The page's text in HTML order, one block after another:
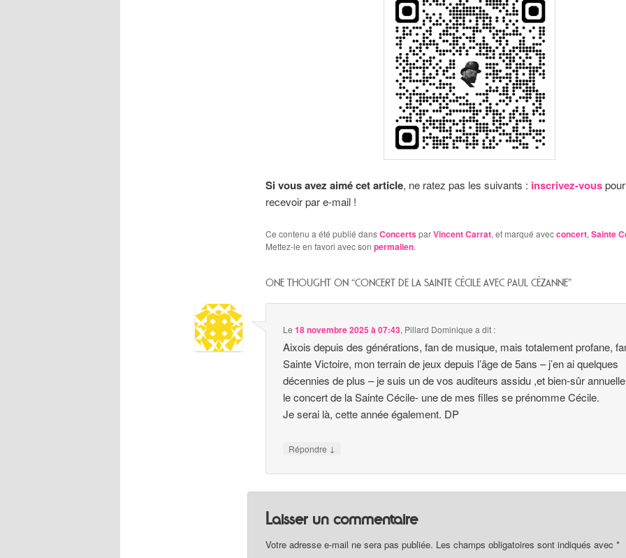
Si vous avez aimé cet article, ne ratez pas les suivants : inscrivez-vous
recevoir par e-mail !
Ce contenu a été publié dansConcertsparVincent Carrat, et marqué avecconcert, Sainte
Mettez-le en favori avec son permalien.
ONE THOUGHT ON “CONCERT DE LA SAINTE CÉCILE AVEC PAUL CÉZANNE”
Le18 novembre 2025 à 07:43, Pillard Dominique a dit :
Aixois depuis des générations, fan de musique, mais totalement profane,
Sainte Victoire, mon terrain de jeux depuis l’âge de 5ans – j’en ai quelques
décennies de plus – je suis un de vos auditeurs assidu ,et bien-sûr
le concert de la Sainte Cécile- une de mes filles se prénomme Cécile.
Je serai là, cette année également. DP
Répondre ↓
Laisser un commentaire
Votre adresse e-mail ne sera pas publiée. Les champs obligatoires sont indiqués avec *